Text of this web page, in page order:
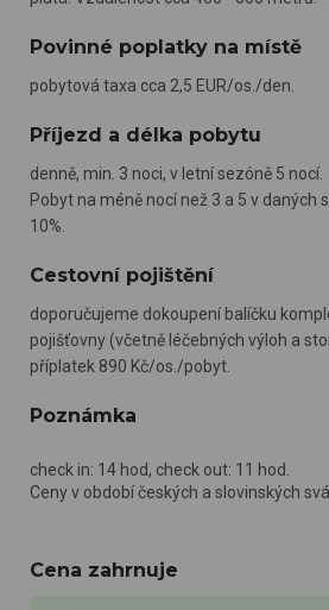
Povinné poplatky na místě
pobytová taxa cca 2,5 EUR/os./den.
Příjezd a délka pobytu
denně, min. 3 noci, v letní sezóně 5 nocí.
Pobyt na méně nocí než 3 a 5 v daných
10%.
Cestovní pojištění
doporučujeme dokoupení balíčku
pojišťovny (včetně léčebných výloh a
příplatek 890 Kč/os./pobyt.
Poznámka
check in: 14 hod, check out: 11 hod.
Ceny v období českých a slovinských
Cena zahrnuje